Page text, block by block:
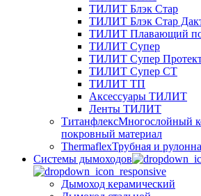
ТИЛИТ Блэк Стар
ТИЛИТ Блэк Стар
ТИЛИТ Плавающий
ТИЛИТ Супер
ТИЛИТ Супер
ТИЛИТ Супер СТ
ТИЛИТ ТП
Аксессуары ТИЛИТ
Ленты ТИЛИТ
ТитанфлексМногослойный
покровный материал
ThermaflexТрубная и
Cистемы дымоходов
Дымоход керамический